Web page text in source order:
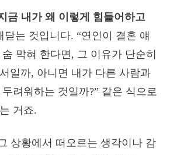
금 내가 왜 이렇게 힘들어하고
닫는 것입니다. “연인이 결혼 얘
막혀 한다면, 그 이유가 단순히
일까, 아니면 내가 다른 사람과
려워하는 것일까?” 같은 식으로
거죠.
상황에서 떠오르는 생각이나 감